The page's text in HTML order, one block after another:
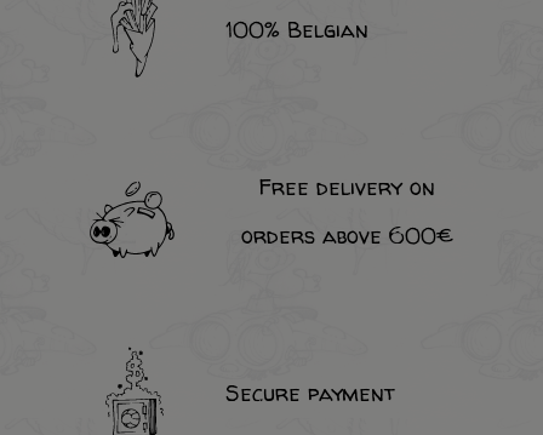
100% Belgian
Free delivery on
orders above 600€
Secure payment